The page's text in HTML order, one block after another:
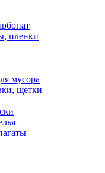
пленки
мусора
щетки